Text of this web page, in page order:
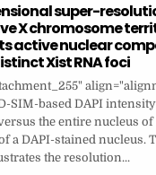
super-
X chromosome
active nuclear
Xist RNA foci
SIM-based DAPI
the entire nucleus of
a DAPI-stained nucleus.
the resolution...